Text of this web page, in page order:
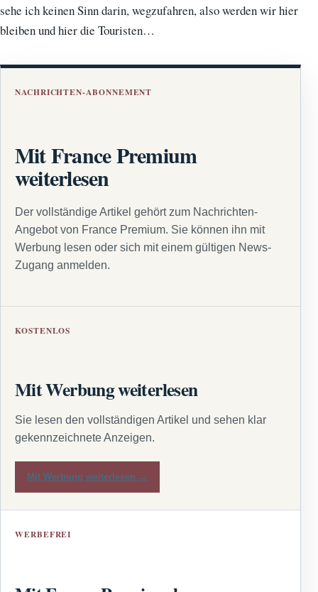
sehe ich keinen Sinn darin, wegzufahren, also werden wir hier
bleiben und hier die Touristen…
NACHRICHTEN-ABONNEMENT
Mit France Premium
weiterlesen
Der vollständige Artikel gehört zum Nachrichten-
Angebot von France Premium. Sie können ihn mit
Werbung lesen oder sich mit einem gültigen News-
Zugang anmelden.
KOSTENLOS
Mit Werbung weiterlesen
Sie lesen den vollständigen Artikel und sehen klar
gekennzeichnete Anzeigen.
Mit Werbung weiterlesen →
WERBEFREI